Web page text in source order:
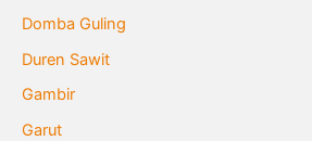
Domba Guling
Duren Sawit
Gambir
Garut